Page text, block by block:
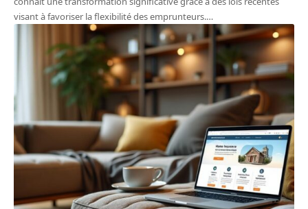
visant à favoriser la flexibilité des emprunteurs.…